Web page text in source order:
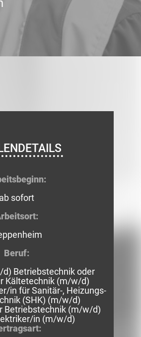
ab sofort
Beruf:
Betriebstechnik oder
Kältetechnik (m/w/d)
in für Sanitär-, Heizungs-
(SHK) (m/w/d)
Betriebstechnik (m/w/d)
in (m/w/d)